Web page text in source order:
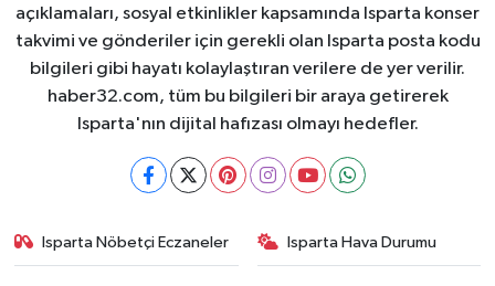
açıklamaları, sosyal etkinlikler kapsamında Isparta konser
takvimi ve gönderiler için gerekli olan Isparta posta kodu
bilgileri gibi hayatı kolaylaştıran verilere de yer verilir.
haber32.com, tüm bu bilgileri bir araya getirerek
Isparta'nın dijital hafızası olmayı hedefler.
Isparta Nöbetçi Eczaneler Isparta Hava Durumu